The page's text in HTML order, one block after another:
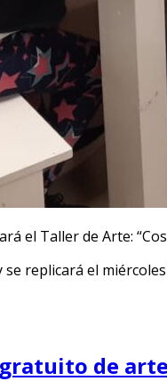
el Taller de Arte:
replicará el
de